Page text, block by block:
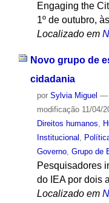
Engaging the
1º de outubro,
Localizado em
Novo grupo de
cidadania
por Sylvia Miguel —
modificação11/04/
Direitos humanos
Institucional
Governo, Grupo de
Pesquisadores
do IEA por dois
Localizado em